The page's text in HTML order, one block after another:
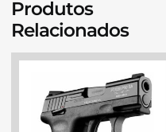
Produtos
Relacionados